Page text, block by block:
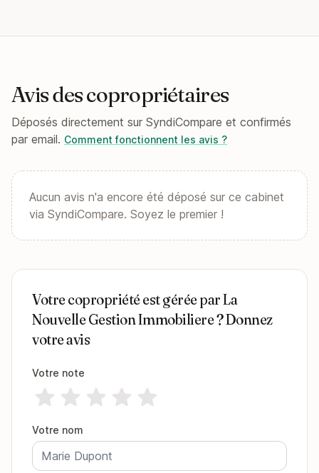
Avis des copropriétaires
Déposés directement sur SyndiCompare et confirmés
par email. Comment fonctionnent les avis ?
Aucun avis n'a encore été déposé sur ce cabinet
via SyndiCompare. Soyez le premier !
Votre copropriété est gérée par La
Nouvelle Gestion Immobiliere ? Donnez
votre avis
Votre note
Votre nom